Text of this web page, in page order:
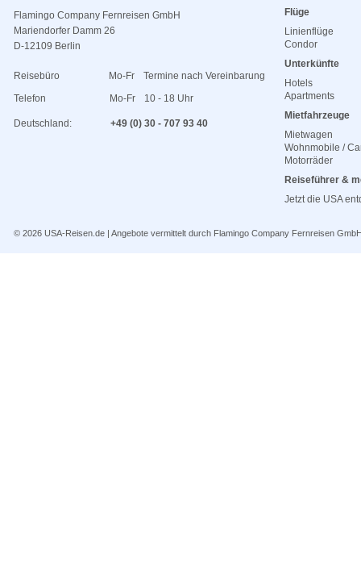
Flamingo Company Fernreisen GmbH
Mariendorfer Damm 26
D-12109 Berlin
Reisebüro Mo-Fr
Termine nach Vereinbarung
Telefon
Mo-Fr 10 - 18 Uhr
Deutschland: +49 (0) 30 - 707 93 40
Flüge
Linienflüge
Condor
Unterkünfte
Hotels
Apartments
Mietfahrzeuge
Mietwagen
Wohnmobile /
Motorräder
Reiseführer &
Jetzt die USA
© 2026 USA-Reisen.de | Angebote vermittelt durch Flamingo Company Fernreisen